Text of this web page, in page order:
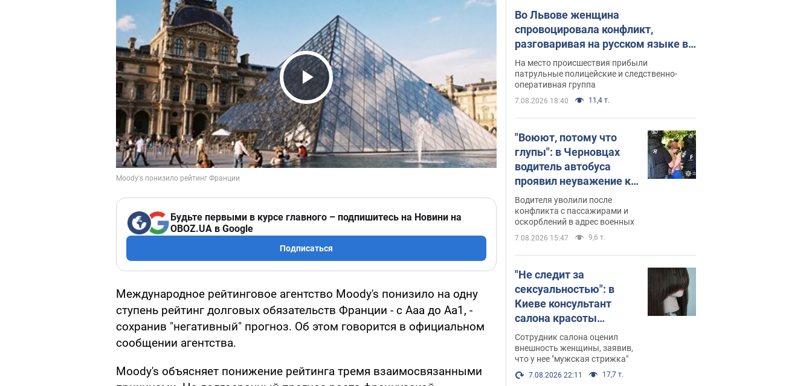
Play Video
Будьте первыми в курсе главного – подпишитесь на Новини на
OBOZ.UA в Google
Подписаться
Международное рейтинговое агентство Moody's понизило на одну
ступень рейтинг долговых обязательств Франции - с Aaa до Aa1, -
сохранив "негативный" прогноз. Об этом говорится в официальном
сообщении агентства.
Moody's объясняет понижение рейтинга тремя взаимосвязанными
Во Львове женщина
спровоцировала конфликт,
разговаривая на русском языке в
маршрутке: полиция составила
административный протокол.
Видео
На место происшествия прибыли
патрульные полицейские и следственно-
оперативная группа
7.08.2026 18:40 11,4 т.
"Воюют, потому что
глупы": в Черновцах
водитель автобуса
проявил неуважение к
украинским военным и
поплатился за это.
Видео
Водителя уволили после
конфликта с пассажирами и
оскорблений в адрес военных
7.08.2026 15:47 9,6 т.
"Не следит за
сексуальностью": в
Киеве консультант
салона красоты
оскорбил женщину
после химиотерапии,
разгорелся скандал.
Фото
Сотрудник салона оценил
внешность женщины, заявив,
что у нее "мужская стрижка"
7.08.2026 22:11 17,7 т.